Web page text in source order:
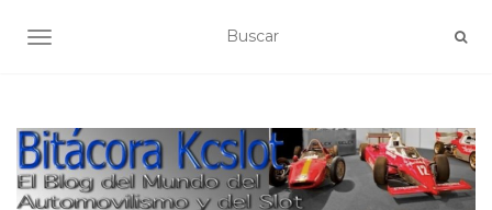
ALTERNAR NAVEGACIÓN